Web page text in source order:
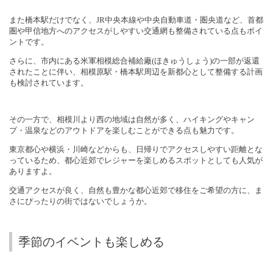
また橋本駅だけでなく、 JR中央本線や中央自動車道・圏央道など、首都
圏や甲信地方へのアクセスがしやすい交通網も整備されている点もポイ
ントです。
さらに、市内にある米軍相模総合補給廠(ほきゅうしょう )の一部が返還
されたことに伴い、相模原駅・橋本駅周辺を新都心として整備する計画
も検討されています。
その一方で、相模川より西の地域は自然が多く、ハイキングやキャン
プ・温泉などのアウトドアを楽しむことができる点も魅力です。
東京都心や横浜・川崎などからも、日帰りでアクセスしやすい距離とな
っているため、都心近郊でレジャーを楽しめるスポットとしても人気が
ありますよ。
交通アクセスが良く、自然も豊かな都心近郊で移住をご希望の方に、ま
さにぴったりの街ではないでしょうか。
季節のイベントも楽しめる